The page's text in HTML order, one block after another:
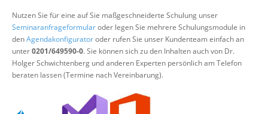
Nutzen Sie für eine auf Sie maßgeschneiderte Schulung unser
Seminaranfrageformularoder legen Sie mehrere Schulungsmodule in
denAgendakonfiguratoroder rufen Sie unser Kundenteam einfach an
unter0201/649590-0. Sie können sich zu den Inhalten auch von Dr.
Holger Schwichtenberg und anderen Experten persönlich am Telefon
beraten lassen (Termine nach Vereinbarung).